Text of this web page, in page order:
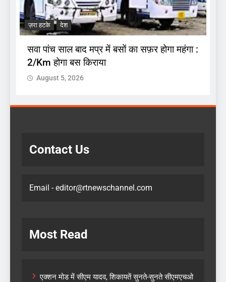
ज़रा हटके देश
सवा पांच साल बाद मप्र में बसों का सफ़र होगा महंगा :
2/Km होगा बस किराया
August 5, 2026
Contact Us
Email - editor@rtnewschannel.com
Most Read
एक्शन मोड में सीएम यादव, शिकायतें सुनते-सुनते सीएमएचओ